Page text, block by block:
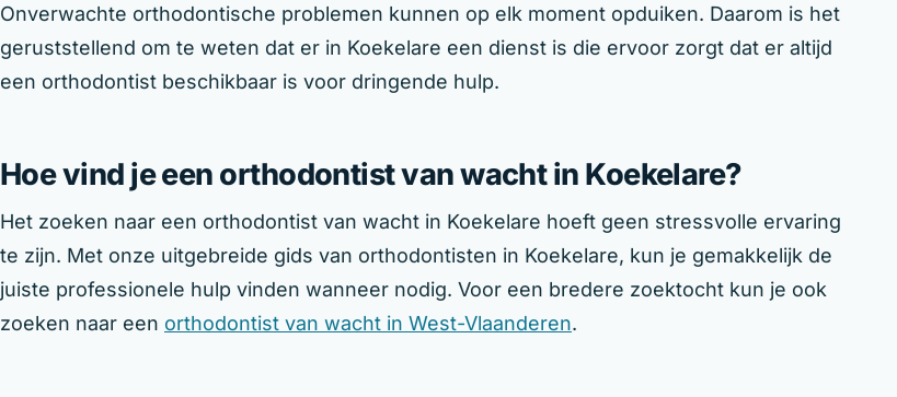
Onverwachte orthodontische problemen kunnen op elk moment opduiken. Daarom is het
geruststellend om te weten dat er in Koekelare een dienst is die ervoor zorgt dat er altijd
een orthodontist beschikbaar is voor dringende hulp.
Hoe vind je een orthodontist van wacht in Koekelare?
Het zoeken naar een orthodontist van wacht in Koekelare hoeft geen stressvolle ervaring
te zijn. Met onze uitgebreide gids van orthodontisten in Koekelare, kun je gemakkelijk de
juiste professionele hulp vinden wanneer nodig. Voor een bredere zoektocht kun je ook
zoeken naar een orthodontist van wacht in West-Vlaanderen.